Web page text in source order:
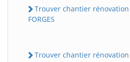
Trouver chantier rénovation
FORGES
Trouver chantier rénovation